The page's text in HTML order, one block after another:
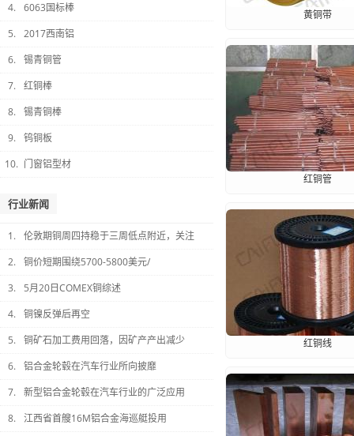
4. 6063国标棒
5. 2017西南铝
6. 锡青铜管
7. 红铜棒
8. 锡青铜棒
9. 钨铜板
10. 门窗铝型材
行业新闻
1. 伦敦期铜周四持稳于三周低点附近，关注
2. 铜价短期围绕5700-5800美元/
3.
5月20日COMEX铜综述
4. 铜镍反弹后再空
5. 铜矿石加工费用回落，因矿产产出减少
6. 铝合金轮毂在汽车行业所向披靡
7. 新型铝合金轮毂在汽车行业的广泛应用
8. 江西省首艘16M铝合金海巡艇投用
黄铜带
红铜管
红铜线